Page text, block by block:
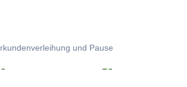
und Pause